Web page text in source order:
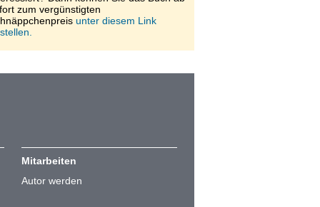
zum vergünstigten
unter diesem Link
Mitarbeiten
Autor werden